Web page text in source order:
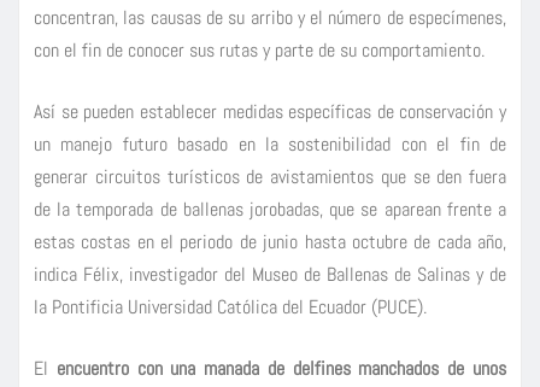
concentran, las causas de su arribo y el número de especímenes,
con el fin de conocer sus rutas y parte de su comportamiento.
Así se pueden establecer medidas específicas de conservación y
un manejo futuro basado en la sostenibilidad con el fin de
generar circuitos turísticos de avistamientos que se den fuera
de la temporada de ballenas jorobadas, que se aparean frente a
estas costas en el periodo de junio hasta octubre de cada año,
indica Félix, investigador del Museo de Ballenas de Salinas y de
la Pontificia Universidad Católica del Ecuador (PUCE).
El encuentro con una manada de delfines manchados de unos